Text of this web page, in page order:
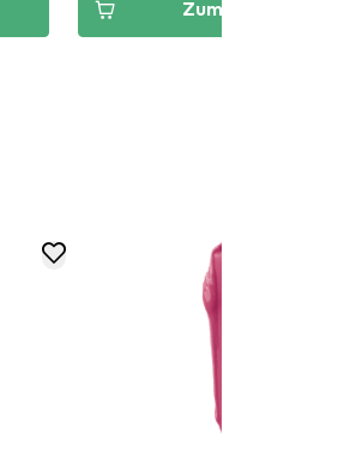
Zum Korb